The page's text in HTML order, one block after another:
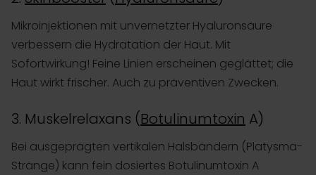
Mikroinjektionen mit unvernetzter Hyaluronsäure
verbessern die Hydratation der Haut. Mit
Sofortwirkung! Feine Linien erscheinen geglättet; die
Haut wirkt frischer. Auch zu präventiven Zwecken.
3. Muskelrelaxans (Botulinumtoxin A)
Bei ausgeprägten vertikalen Halsbändern (Platysma-
Stränge) kann fein dosiertes Botulinumtoxin A